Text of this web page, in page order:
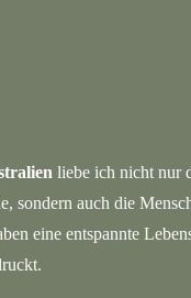
liebe ich nicht nur
sondern auch die
eine entspannte